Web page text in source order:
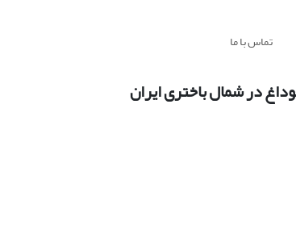
تماس با ما
در شمال باختری ایران